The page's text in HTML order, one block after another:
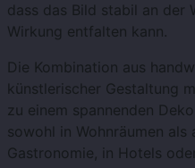
dass das Bild stabil an der
Wirkung entfalten kann.
Die Kombination aus
künstlerischer Gestaltung
zu einem spannenden
sowohl in Wohnräumen als
Gastronomie, in Hotels